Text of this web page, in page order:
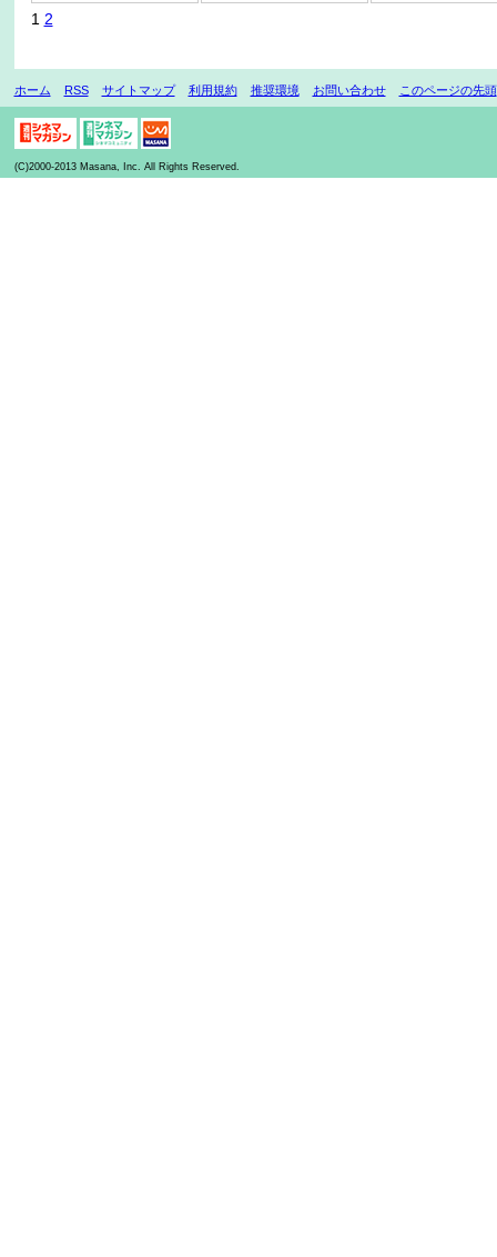
1 2
ホーム RSS サイトマップ 利用規約 推奨環境 お問い合わせ このページの先頭
(C)2000-2013 Masana, Inc. All Rights Reserved.